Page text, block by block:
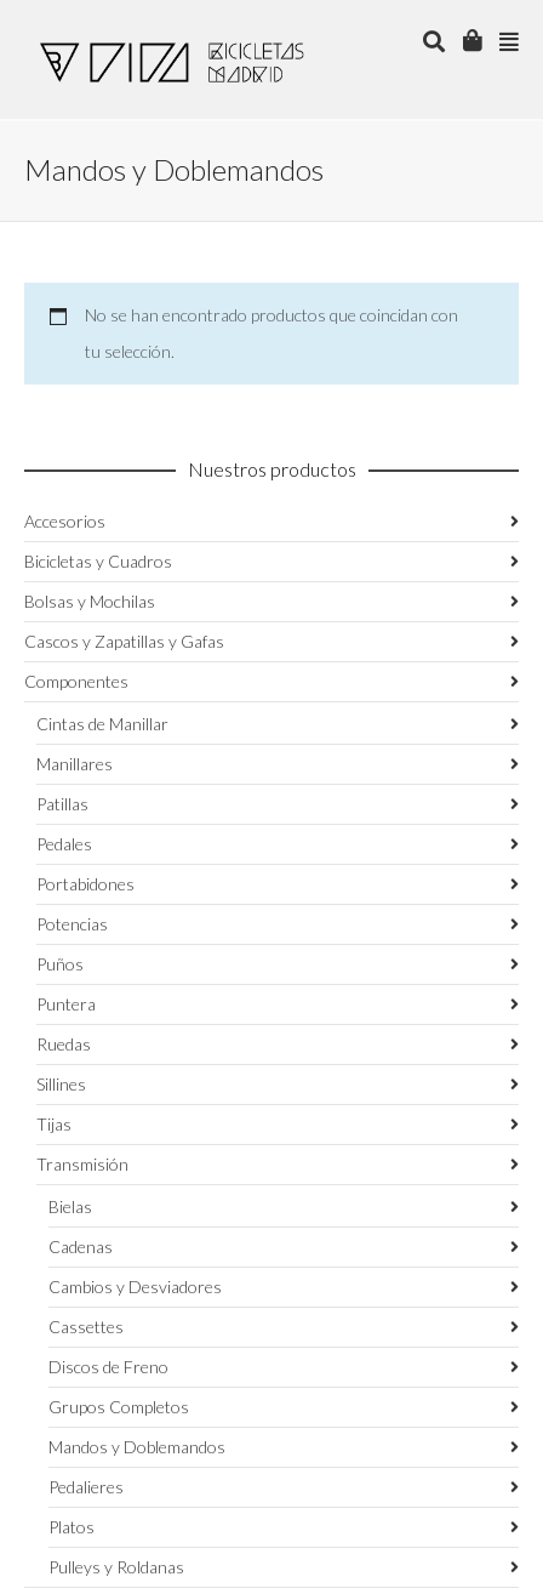
Mandos y Doblemandos
No se han encontrado productos que coincidan con
tu selección.
Nuestros productos
Accesorios
Bicicletas y Cuadros
Bolsas y Mochilas
Cascos y Zapatillas y Gafas
Componentes
Cintas de Manillar
Manillares
Patillas
Pedales
Portabidones
Potencias
Puños
Puntera
Ruedas
Sillines
Tijas
Transmisión
Bielas
Cadenas
Cambios y Desviadores
Cassettes
Discos de Freno
Grupos Completos
Mandos y Doblemandos
Pedalieres
Platos
Pulleys y Roldanas